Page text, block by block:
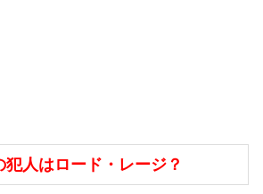
人はロード・レージ？